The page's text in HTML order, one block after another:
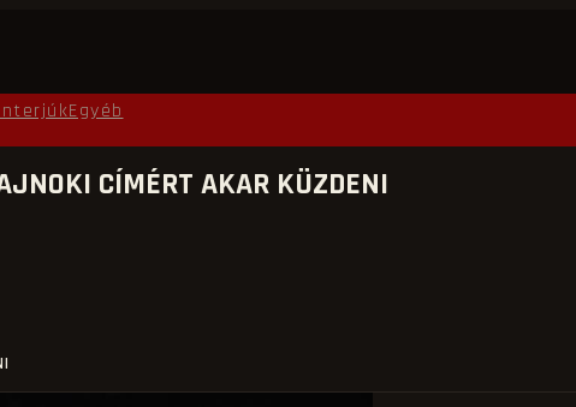
Egyéb
CÍMÉRT AKAR KÜZDENI